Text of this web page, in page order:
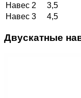
Навес 2
3,5
Навес 3
4,5
Двускатные